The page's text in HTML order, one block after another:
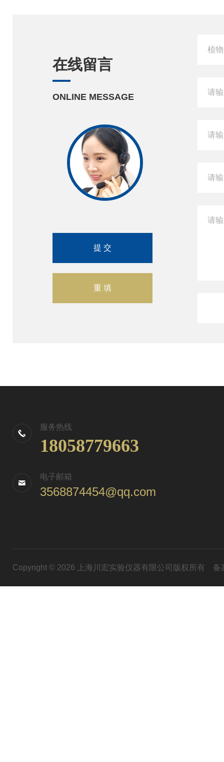
在线留言
ONLINE MESSAGE
服务热线
18058779663
电子邮箱
3568874454@qq.com
Copyright © 2026 上海川宏实验仪器有限公司版权所有 备